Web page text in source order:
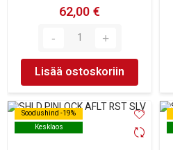
62,00 €
Lisää ostoskoriin
Soodushind -19%
Kesklaos
Soodushind -19%
Kesklaos